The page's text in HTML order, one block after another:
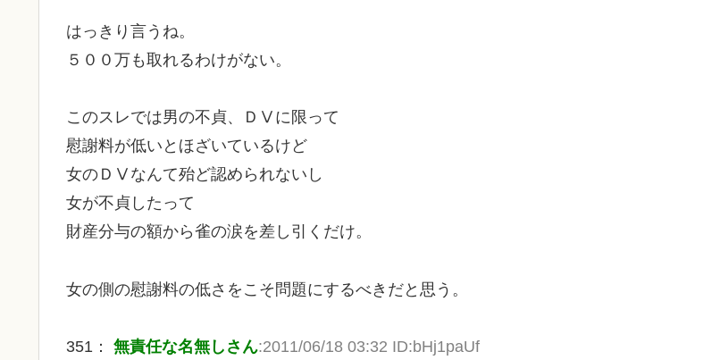
はっきり言うね。
５００万も取れるわけがない。
このスレでは男の不貞、ＤⅤに限って
慰謝料が低いとほざいているけど
女のＤⅤなんて殆ど認められないし
女が不貞したって
財産分与の額から雀の涙を差し引くだけ。
女の側の慰謝料の低さをこそ問題にするべきだと思う。
351： 無責任な名無しさん:2011/06/18 03:32 ID:bHj1paUf